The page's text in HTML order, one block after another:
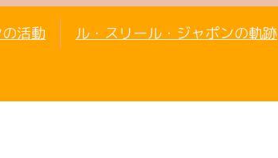
活動 ル・スリール・ジャポンの軌跡